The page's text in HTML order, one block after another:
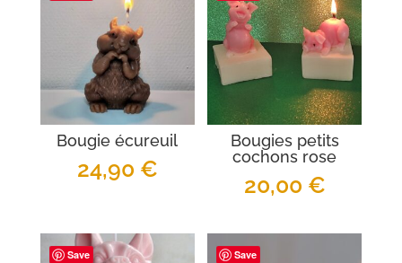
Bougie écureuil
24,90 €
Bougies petits
cochons rose
20,00 €
Save Save